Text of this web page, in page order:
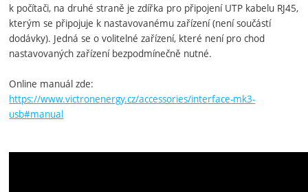
k počítači, na druhé straně je zdířka pro připojení UTP kabelu RJ45,
kterým se připojuje k nastavovanému zařízení (není součástí
dodávky). Jedná se o volitelné zařízení, které není pro chod
nastavovaných zařízení bezpodmínečně nutné.
Online manuál zde:
https://www.victronenergy.cz/accessories/interface-mk3-
usb#manual